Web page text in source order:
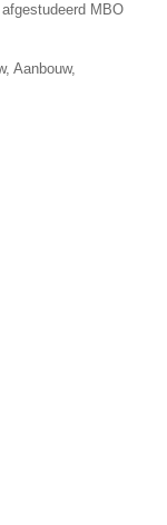
MBO
Aanbouw,